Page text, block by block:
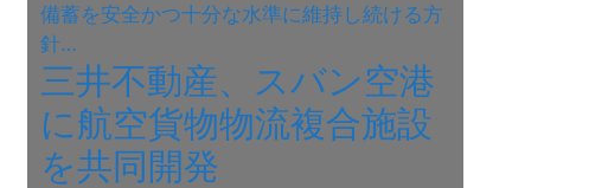
備蓄を安全かつ十分な水準に維持し続ける方
針…
三井不動産、スバン空港
に航空貨物物流複合施設
を共同開発